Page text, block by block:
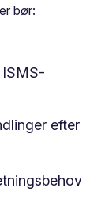
efter
bør: